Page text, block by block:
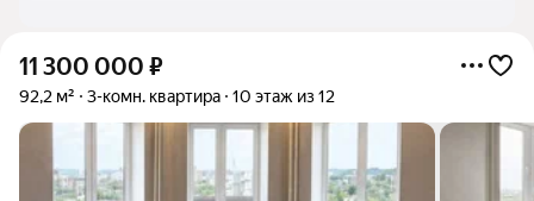
11 300 000 ₽
92,2 м² 3-комн. квартира 10 этаж из 12